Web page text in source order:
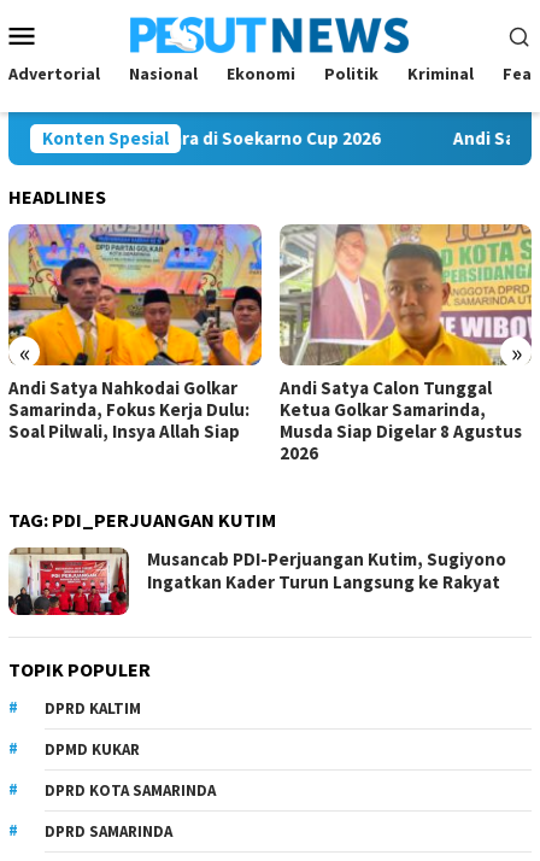
ke
kontenMobile
Advertorial Nasional Ekonomi Politik Kriminal
Konten Spesial
FC Bawa Misi Juara di Soekarno Cup 2026 Andi Satya
HEADLINES
« »
Andi Satya Nahkodai Golkar
Samarinda, Fokus Kerja Dulu:
Soal Pilwali, Insya Allah Siap
Andi Satya Calon Tunggal
Ketua Golkar Samarinda,
Musda Siap Digelar 8 Agustus
2026
TAG: PDI_PERJUANGAN KUTIM
Musancab PDI-Perjuangan Kutim, Sugiyono
Ingatkan Kader Turun Langsung ke Rakyat
TOPIK POPULER
DPRD KALTIM
DPMD KUKAR
DPRD KOTA SAMARINDA
DPRD SAMARINDA